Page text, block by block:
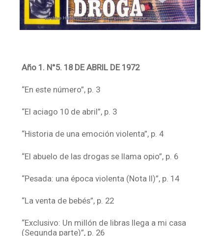
Año 1. N°5. 18 DE ABRIL DE 1972
“En este número”, p. 3
“El aciago 10 de abril”, p. 3
“Historia de una emoción violenta”, p. 4
“El abuelo de las drogas se llama opio”, p. 6
“Pesada: una época violenta (Nota II)”, p. 14
“La venta de bebés”, p. 22
“Exclusivo: Un millón de libras llega a mi casa
(Segunda parte)”, p. 26